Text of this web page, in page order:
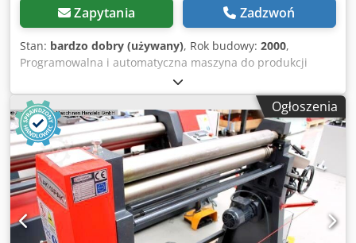
Zapytania Zadzwoń
Stan: bardzo dobry (używany), Rok budowy: 2000,
Programowalna i automatyczna maszyna do produkcji
paneli blaszanych poprzez wykonywanie wielu gięć na
wszystkich czterech stronach. Codpfow A Nnpjx Acdsha
Ogłoszenia